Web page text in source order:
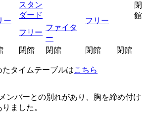
閉
館
ー フリー
スタン
ダード
フリー
ファイタ
ー
閉館 閉館 閉館 閉館
タイムテーブルはこちら
ンバーとの別れがあり、胸を締め付け
ました。